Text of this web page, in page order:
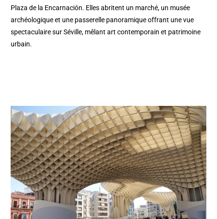
Plaza de la Encarnación. Elles abritent un marché, un musée
archéologique et une passerelle panoramique offrant une vue
spectaculaire sur Séville, mêlant art contemporain et patrimoine
urbain.